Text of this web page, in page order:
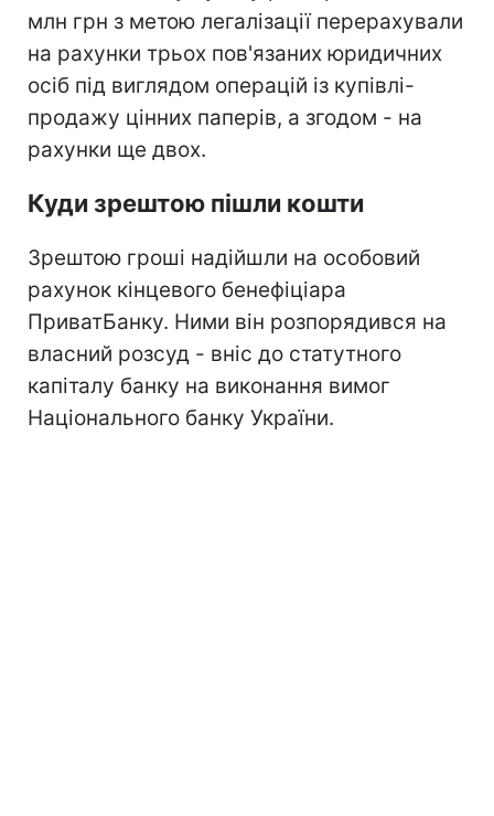
млн грн з метою легалізації перерахували
на рахунки трьох пов'язаних юридичних
осіб під виглядом операцій із купівлі-
продажу цінних паперів, а згодом - на
рахунки ще двох.
Куди зрештою пішли кошти
Зрештою гроші надійшли на особовий
рахунок кінцевого бенефіціара
ПриватБанку. Ними він розпорядився на
власний розсуд - вніс до статутного
капіталу банку на виконання вимог
Національного банку України.